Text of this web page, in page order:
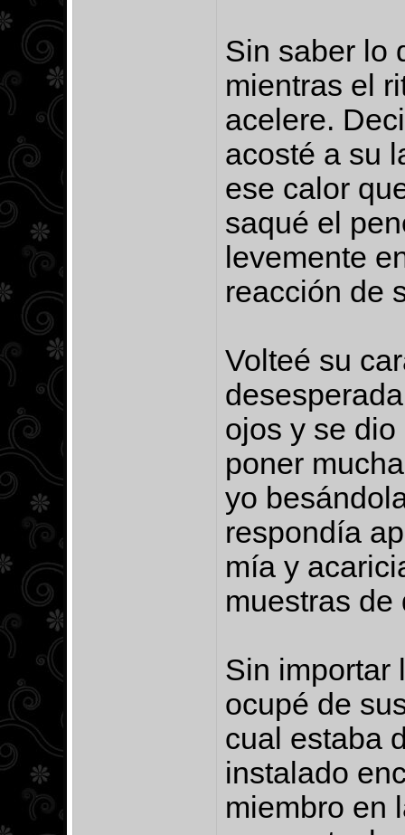
Sin saber lo
mientras el
acelere.
acosté a su
ese calor
saqué el
levemente
reacción de
Volteé su
ojos y se
poner
yo
respondía
mía y
muestras de
Sin importar
ocupé de
cual estaba
instalado
miembro en